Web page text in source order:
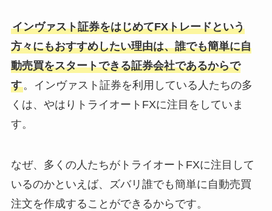
インヴァスト証券をはじめてFXトレードという
方々にもおすすめしたい理由は、誰でも簡単に自
動売買をスタートできる証券会社であるからで
す。インヴァスト証券を利用している人たちの多
くは、やはりトライオートFXに注目をしていま
す。
なぜ、多くの人たちがトライオートFXに注目して
いるのかといえば、ズバリ誰でも簡単に自動売買
注文を作成することができるからです。